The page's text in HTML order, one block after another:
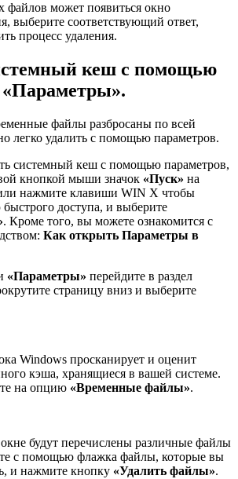
файлов может появиться окно
выберите соответствующий ответ,
процесс удаления.
кеш с помощью
файлы разбросаны по всей
легко удалить с помощью параметров.
системный кеш с помощью параметров,
кнопкой мыши значок «Пуск» на
нажмите клавиши WIN X чтобы
доступа, и выберите
. Кроме того, вы можете ознакомится с
Как открыть Параметры в
«Параметры» перейдите в раздел
страницу вниз и выберите
Windows просканирует и оценит
кэша, хранящиеся в вашей системе.
на опцию «Временные файлы».
будут перечислены различные файлы
с помощью флажка файлы, которые вы
и нажмите кнопку «Удалить файлы».